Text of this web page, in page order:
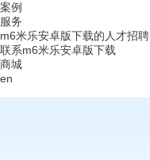
案例
服务
m6米乐安卓版下载的人才招聘
联系m6米乐安卓版下载
商城
en